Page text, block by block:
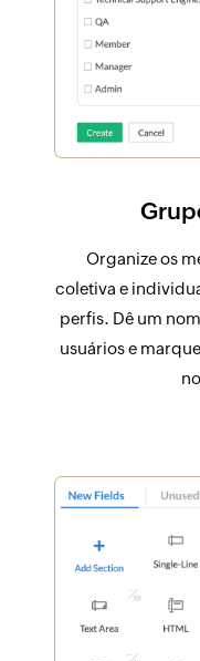
Organize os
coletiva e
perfis. Dê um
usuários e